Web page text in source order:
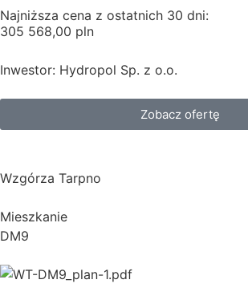
Najniższa cena z ostatnich 30 dni:
305 568,00 pln
Inwestor: Hydropol Sp. z o.o.
Zobacz ofertę
Wzgórza Tarpno
Mieszkanie
DM9